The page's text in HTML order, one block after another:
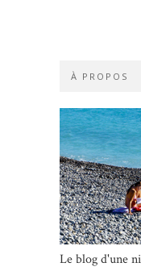
À PROPOS
Le blog d'une